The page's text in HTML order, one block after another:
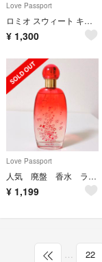
Love Passport
ロミオ スウィート キー オードパルファム(50ml) 藤ヶ谷太輔 愛用
¥ 1,300
Love Passport
人気 廃盤 香水 ラブパスポート ロージースカイ オードパルファム 50ml
¥ 1,199
… 22